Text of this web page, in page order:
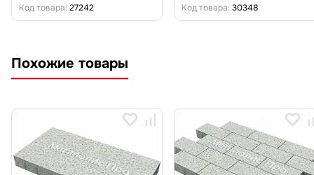
Код товара: 27242
Код товара: 30348
Похожие товары